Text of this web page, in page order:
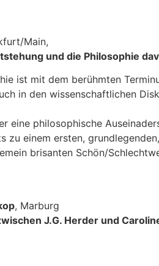
Main,
und die Philosophie
ist mit dem berühmten
in den wissenschaftlichen
eine philosophische
zu einem ersten,
brisanten Schön/
, Marburg
J.G. Herder und